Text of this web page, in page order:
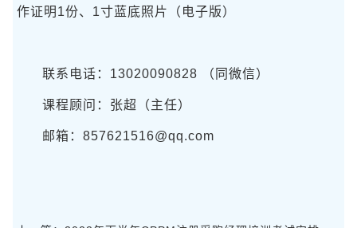
作证明1份、1寸蓝底照片（电子版）
联系电话：13020090828 （同微信）
课程顾问：张超（主任）
邮箱：857621516@qq.com